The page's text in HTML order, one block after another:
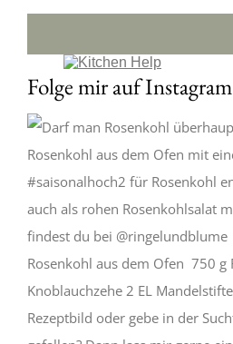
Folge mir auf Instagram